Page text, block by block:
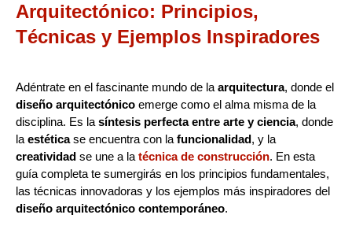
Arquitectónico: Principios,
Técnicas y Ejemplos Inspiradores
Adéntrate en el fascinante mundo de la arquitectura, donde el
diseño arquitectónico emerge como el alma misma de la
disciplina. Es la síntesis perfecta entre arte y ciencia, donde
la estéticase encuentra con la funcionalidad, y la
creatividad se une a la técnica de construcción. En esta
guía completa te sumergirás en los principios fundamentales,
las técnicas innovadoras y los ejemplos más inspiradores del
diseño arquitectónico contemporáneo.